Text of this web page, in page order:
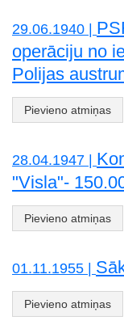
29.06.1940 |
operāciju no
Polijas
Pievieno atmiņas
28.04.1947 |
"Visla"-
Pievieno atmiņas
01.11.1955 |
Pievieno atmiņas